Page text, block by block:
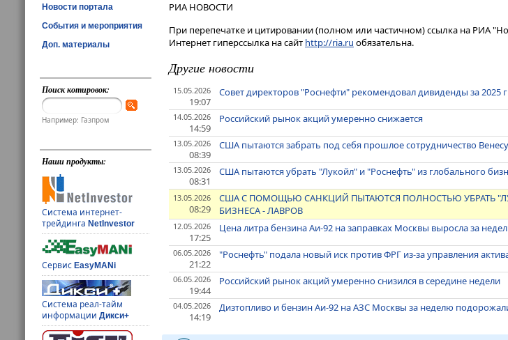
Новости портала
События и мероприятия
Доп. материалы
Поиск котировок:
Например: Газпром
Наши продукты:
Система интернет-
трейдингаNetInvestor
СервисEasyMANi
Система реал-тайм
информацииДикси+
РИА НОВОСТИ
При перепечатке и цитировании (полном или частичном) ссылка на РИА
Интернет гиперссылка на сайт http://ria.ru обязательна.
Другие новости
15.05.2026
19:07
Совет директоров "Роснефти" рекомендовал дивиденды за 2025
14.05.2026
14:59
Российский рынок акций умеренно снижается
13.05.2026
08:39
США пытаются забрать под себя прошлое сотрудничество
13.05.2026
08:31
США пытаются убрать "Лукойл" и "Роснефть" из глобального
13.05.2026
08:29
США С ПОМОЩЬЮ САНКЦИЙ ПЫТАЮТСЯ ПОЛНОСТЬЮ УБРАТЬ
БИЗНЕСА - ЛАВРОВ
12.05.2026
17:25
Цена литра бензина Аи-92 на заправках Москвы выросла за
06.05.2026
21:22
"Роснефть" подала новый иск против ФРГ из-за управления
06.05.2026
19:44
Российский рынок акций умеренно снизился в середине недели
04.05.2026
14:19
Дизтопливо и бензин Аи-92 на АЗС Москвы за неделю